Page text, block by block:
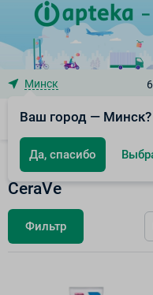
Минск
Ваш город — Минск?
Да, спасибо
Аптечная косметика
CeraVe
Фильтр